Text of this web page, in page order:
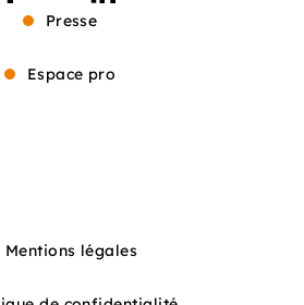
Presse
Espace pro
Mentions légales